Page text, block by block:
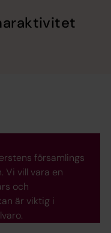
församlings
Vi vill vara en
och
är viktig i